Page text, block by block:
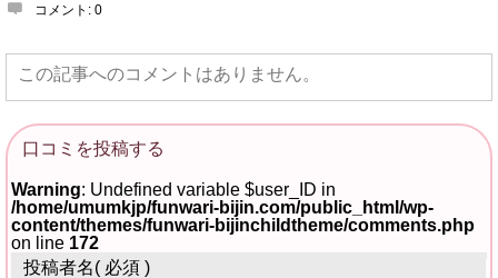
コメント: 0
この記事へのコメントはありません。
口コミを投稿する
Warning : Undefined variable $user_ID in
/home/umumkjp/funwari-bijin.com/public_html/wp-
content/themes/funwari-bijinchildtheme/comments.php
on line 172
投稿者名( 必須 )